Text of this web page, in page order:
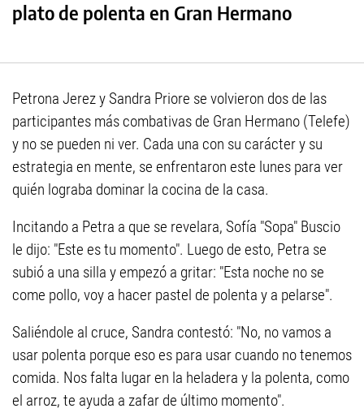
plato de polenta en Gran Hermano
Petrona Jerez y Sandra Priore se volvieron dos de las
participantes más combativas de Gran Hermano (Telefe)
y no se pueden ni ver. Cada una con su carácter y su
estrategia en mente, se enfrentaron este lunes para ver
quién lograba dominar la cocina de la casa.
Incitando a Petra a que se revelara, Sofía "Sopa" Buscio
le dijo: "Este es tu momento". Luego de esto, Petra se
subió a una silla y empezó a gritar: "Esta noche no se
come pollo, voy a hacer pastel de polenta y a pelarse".
Saliéndole al cruce, Sandra contestó: "No, no vamos a
usar polenta porque eso es para usar cuando no tenemos
comida. Nos falta lugar en la heladera y la polenta, como
el arroz, te ayuda a zafar de último momento".